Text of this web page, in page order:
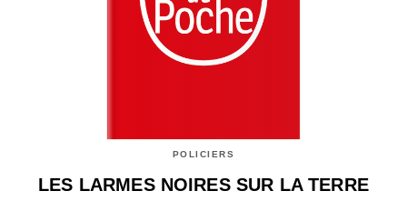
POLICIERS
LES LARMES NOIRES SUR LA TERRE